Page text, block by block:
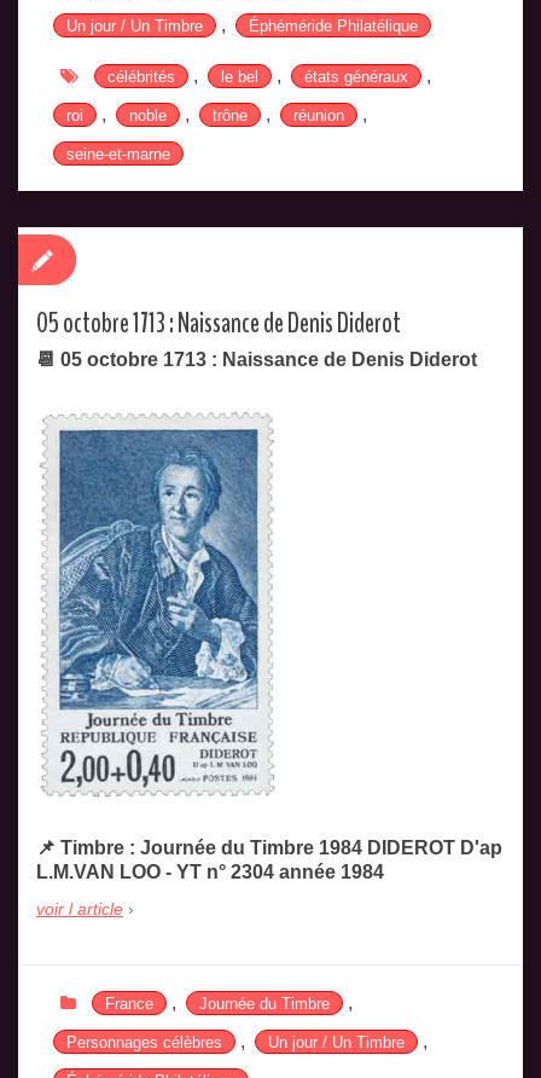
Un jour / Un Timbre , Éphéméride Philatélique
célébrités , le bel , états généraux ,
roi , noble , trône , réunion ,
seine-et-marne
05 octobre 1713 : Naissance de Denis Diderot
📆 05 octobre 1713 : Naissance de Denis Diderot
📌 Timbre : Journée du Timbre 1984 DIDEROT D'ap
L.M.VAN LOO - YT n° 2304 année 1984
voir l article
France , Journée du Timbre ,
Personnages célèbres , Un jour / Un Timbre ,